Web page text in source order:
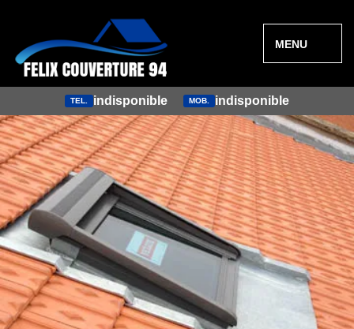
MENU
TEL. indisponible MOB. indisponible